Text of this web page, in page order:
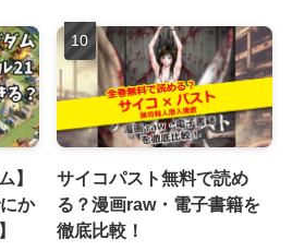
】
か
サイコパスト無料で読め
る？漫画raw・電子書籍を
徹底比較！